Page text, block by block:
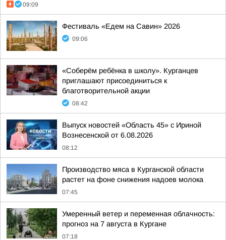
09:09
Фестиваль «Едем на Савин» 2026
09:06
«Соберём ребёнка в школу». Курганцев
приглашают присоединиться к
благотворительной акции
08:42
Выпуск новостей «Область 45» с Ириной
Вознесенской от 6.08.2026
08:12
Производство мяса в Курганской области
растет на фоне снижения надоев молока
07:45
Умеренный ветер и переменная облачность:
прогноз на 7 августа в Кургане
07:18